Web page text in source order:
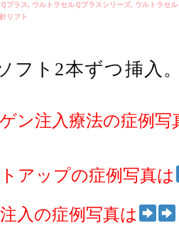
プラス, ウルトラセルＱプラスシリーズ, ウルトラセ
リフト
フト2本ずつ挿入
ン注入療法の症例写
アップの症例写真は
入の症例写真は